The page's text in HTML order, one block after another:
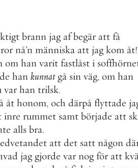
brann jag af begär att få
nå’n människa att jag kom åt!
om han varit fastlåst i
han kunnat gå sin väg, om han
var han trilsk.
åt honom, och därpå flyttade
inre rummet samt började att
alls bra.
att det satt någon
jag gjorde var nog för att